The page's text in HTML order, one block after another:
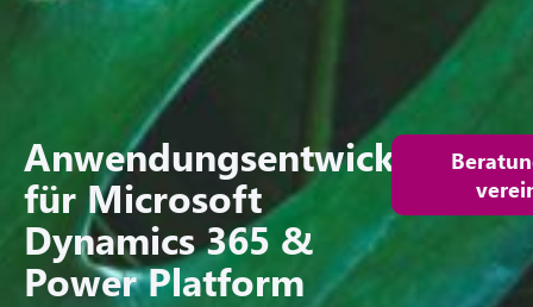
Anwendungsentwickler/in
für Microsoft
Dynamics 365 &
Power Platform